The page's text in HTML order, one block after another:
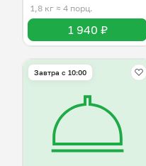
1,8 кг ≈ 4 порц.
1 940 ₽
Завтра c 10:00